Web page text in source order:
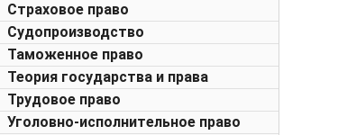
Страховое право
Судопроизводство
Таможенное право
Теория государства и права
Трудовое право
Уголовно-исполнительное право